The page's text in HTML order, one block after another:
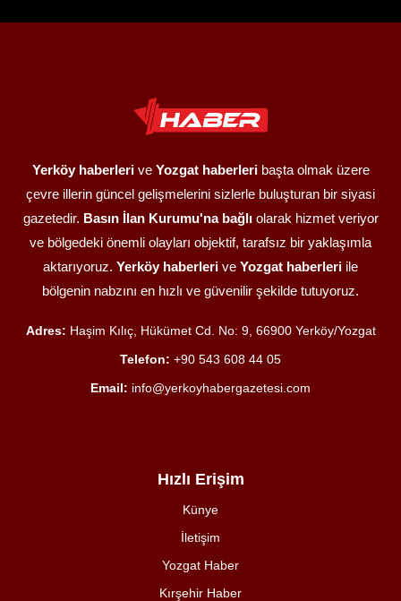
Yerköy haberlerive Yozgat haberleribaşta olmak üzere
çevre illerin güncel gelişmelerini sizlerle buluşturan bir siyasi
gazetedir. Basın İlan Kurumu'na bağlıolarak hizmet veriyor
ve bölgedeki önemli olayları objektif, tarafsız bir yaklaşımla
aktarıyoruz. Yerköy haberleri ve Yozgat haberleri ile
bölgenin nabzını en hızlı ve güvenilir şekilde tutuyoruz.
Adres: Haşim Kılıç, Hükümet Cd. No: 9, 66900 Yerköy/Yozgat
Telefon: +90 543 608 44 05
Email: info@yerkoyhabergazetesi.com
Hızlı Erişim
Künye
İletişim
Yozgat Haber
Kırşehir Haber